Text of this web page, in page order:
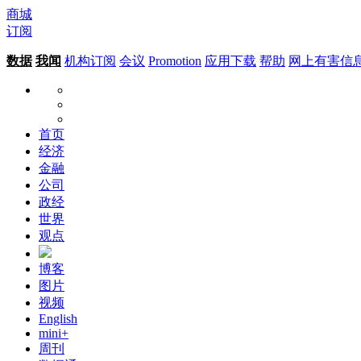
商城
订阅
数据 我闻 机构订阅 会议 Promotion 应用下载 帮助 网上有害信
首页
经济
金融
公司
政经
世界
观点
博客
图片
视频
English
mini+
周刊